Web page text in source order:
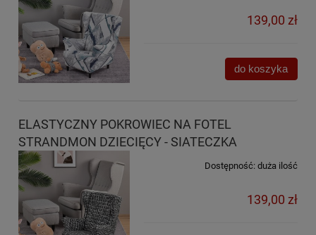
139,00 zł
do koszyka
ELASTYCZNY POKROWIEC NA FOTEL
STRANDMON DZIECIĘCY - SIATECZKA
Dostępność: duża ilość
139,00 zł